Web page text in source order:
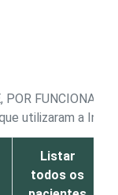
POR
utilizaram a
Listar
todos os